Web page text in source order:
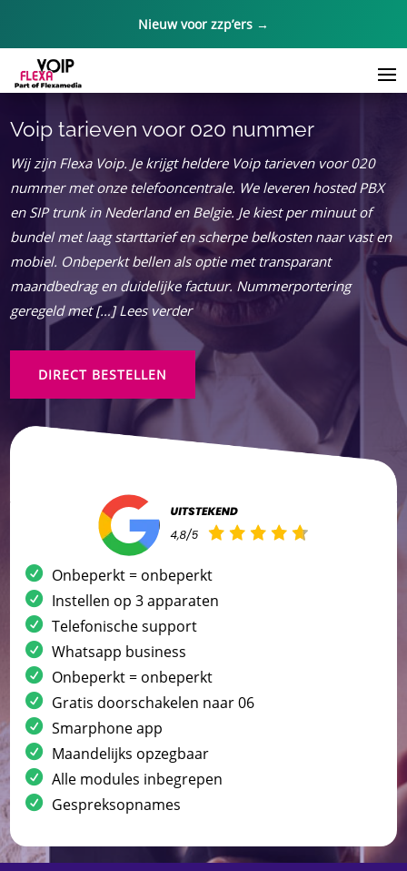
Nieuw voor zzp’ers →
Voip tarieven voor 020 nummer
Wij zijn Flexa Voip.​ Je krijgt heldere Voip tarieven voor 020
nummer met onze telefooncentrale.​ We leveren hosted PBX
en SIP trunk in Nederland en Belgie.​ Je kiest per minuut of
bundel met laag starttarief en scherpe belkosten naar vast en
mobiel.​ Onbeperkt bellen als optie met transparant
maandbedrag en duidelijke factuur.​ Nummerportering
geregeld met […] Lees verder
DIRECT BESTELLEN
Onbeperkt = onbeperkt
Instellen op 3 apparaten
Telefonische support
Whatsapp business
Onbeperkt = onbeperkt
Gratis doorschakelen naar 06
Smarphone app
Maandelijks opzegbaar
Alle modules inbegrepen
Gespreksopnames